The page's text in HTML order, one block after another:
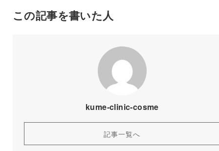
この記事を書いた人
kume-clinic-cosme
記事一覧へ